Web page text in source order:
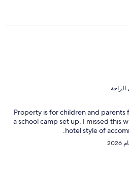
Property is for children and parents
a school camp set up. I missed this
hotel style of